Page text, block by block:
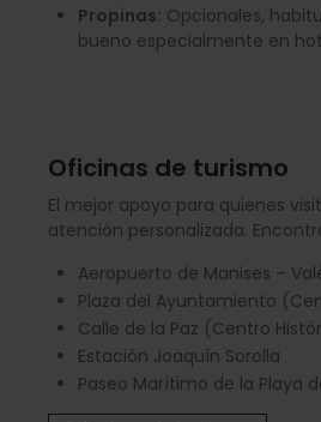
Propinas: Opcionales,
bueno especialmente en
Oficinas de turismo
El mejor apoyo para quienes
atención personalizada.
Aeropuerto de Manises –
Plaza del Ayuntamiento
Calle de la Paz (Centro
Estación Joaquín Sorolla
Paseo Marítimo de la Playa